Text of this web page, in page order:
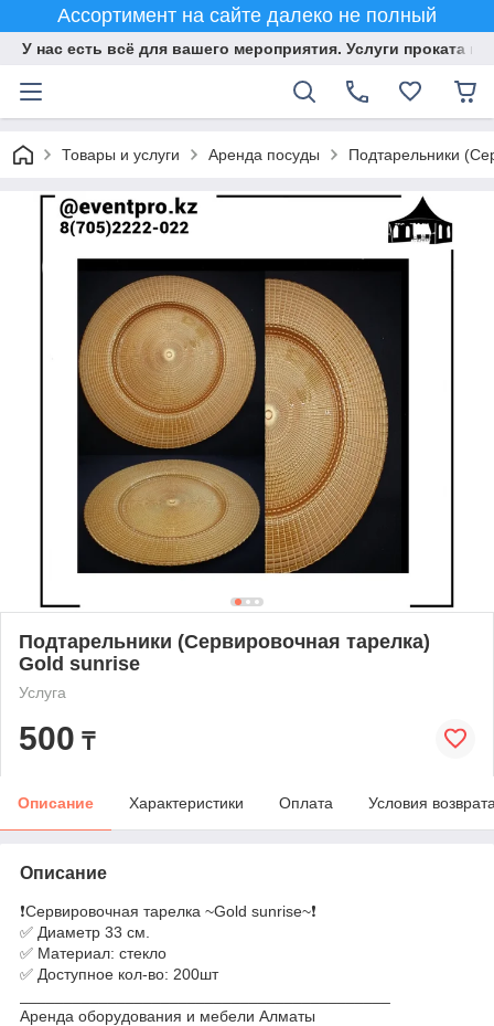
Ассортимент на сайте далеко не полный
У нас есть всё для вашего мероприятия. Услуги проката и
Товары и услуги Аренда посуды Подтарельники
Подтарельники (Сервировочная тарелка)
Gold sunrise
Услуга
500 ₸
Описание Характеристики Оплата Условия
Описание
❗Сервировочная тарелка ~Gold sunrise~❗
✅ Диаметр 33 см.
✅ Материал: стекло
✅ Доступное кол-во: 200шт
Аренда оборудования и мебели Алматы